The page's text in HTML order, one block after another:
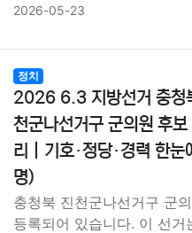
2026-05-23
정치
2026 6.3 지방선거 충청
천군나선거구 군의원 후보
리｜기호·정당·경력 한
명)
충청북 진천군나선거구 군
등록되어 있습니다. 이 선